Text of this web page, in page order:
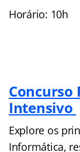
Horário: 10h
Concurso
Intensivo
Explore os
Informática,